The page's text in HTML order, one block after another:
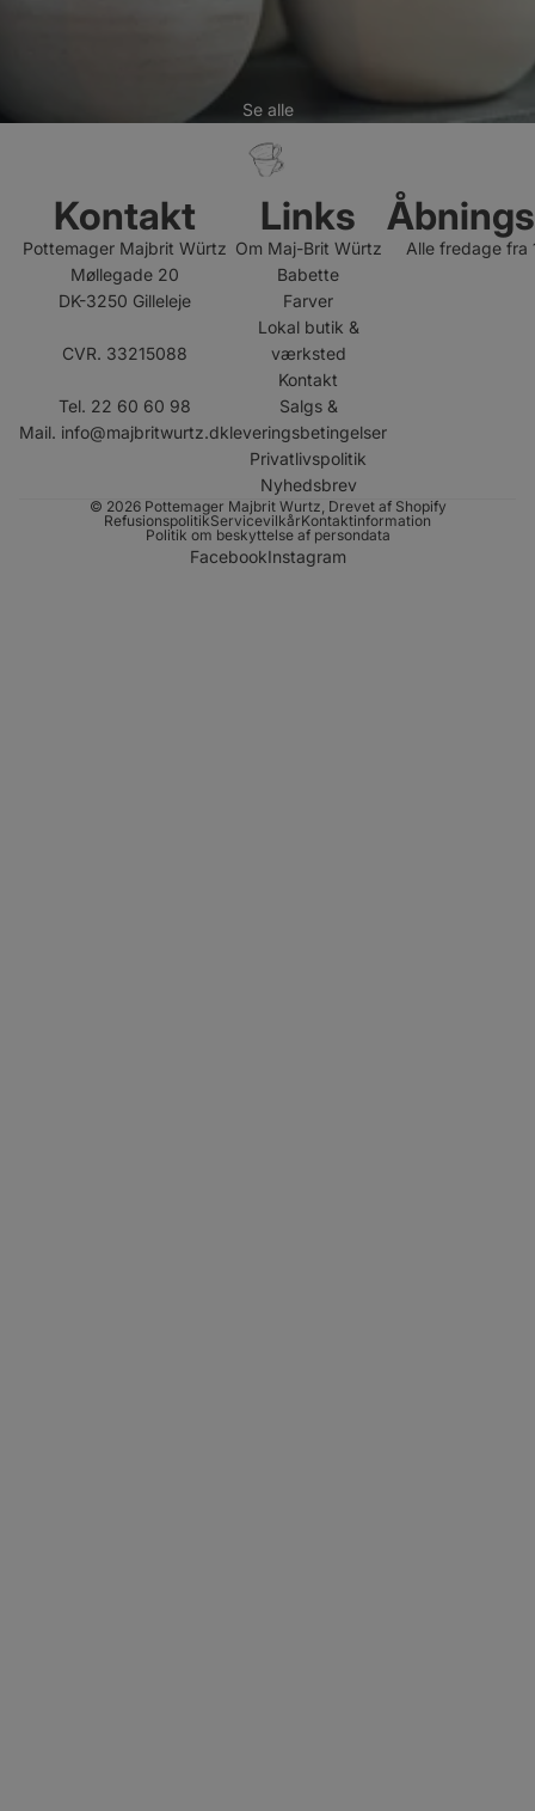
Se alle
Kontakt
Pottemager Majbrit Würtz
Møllegade 20
DK-3250 Gilleleje
CVR. 33215088
Tel. 22 60 60 98
Mail. info@majbritwurtz.dk
Links
Om Maj-Brit Würtz
Babette
Farver
Lokal butik &
værksted
Kontakt
Salgs &
leveringsbetingelser
Privatlivspolitik
Nyhedsbrev
Alle fredage fra
© 2026 Pottemager Majbrit Wurtz, Drevet af Shopify
RefusionspolitikServicevilkårKontaktinformation
Politik om beskyttelse af persondata
FacebookInstagram